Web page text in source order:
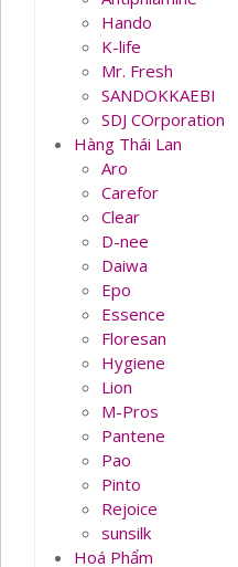
Hando
K-life
Mr. Fresh
SANDOKKAEBI
SDJ COrporation
Hàng Thái Lan
Aro
Carefor
Clear
D-nee
Daiwa
Epo
Essence
Floresan
Hygiene
Lion
M-Pros
Pantene
Pao
Pinto
Rejoice
sunsilk
Hoá Phẩm